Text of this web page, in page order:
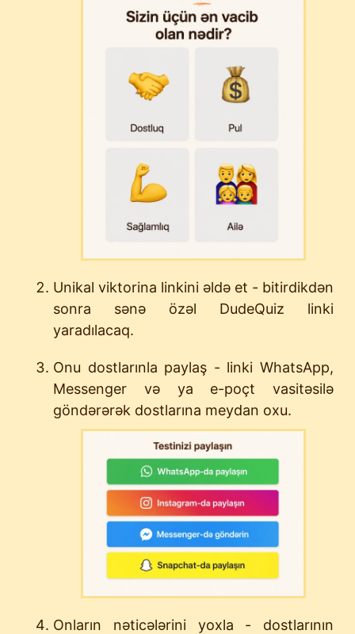
Unikal viktorina linkini əldə et - bitirdikdən
sonra sənə özəl DudeQuiz linki
yaradılacaq.
Onu dostlarınla paylaş - linki WhatsApp,
Messenger və ya e-poçt vasitəsilə
göndərərək dostlarına meydan oxu.
Onların nəticələrini yoxla - dostlarının